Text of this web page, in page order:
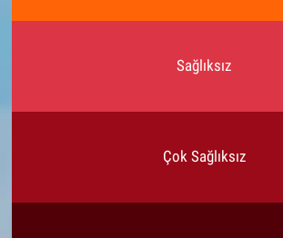
Sağlıksız
Çok Sağlıksız